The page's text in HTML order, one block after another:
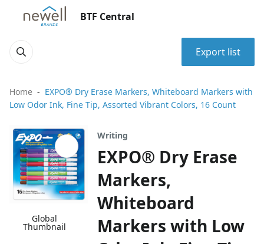
BTF Central
Export list
Home
EXPO® Dry Erase Markers, Whiteboard Markers with
Low Odor Ink, Fine Tip, Assorted Vibrant Colors, 16 Count
Global
Thumbnail
Writing
EXPO® Dry Erase
Markers,
Whiteboard
Markers with Low